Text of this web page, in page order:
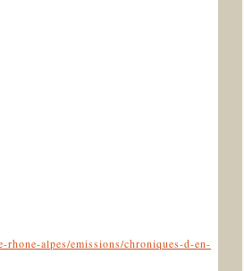
alpes/emissions/chroniques-d-en-